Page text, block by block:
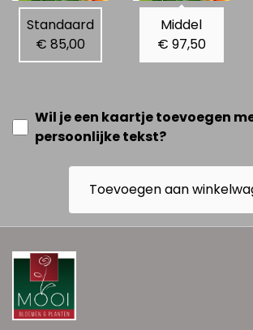
Standaard
€ 85,00
Middel
€ 97,50
Wil je een kaartje toevoegen
persoonlijke tekst?
Toevoegen aan